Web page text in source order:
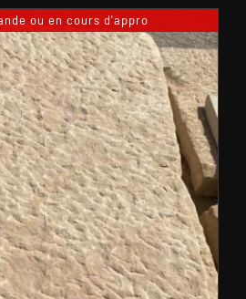
ou en cours d'appro